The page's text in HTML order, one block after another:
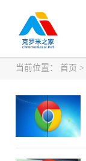
当前位置： 首页 >